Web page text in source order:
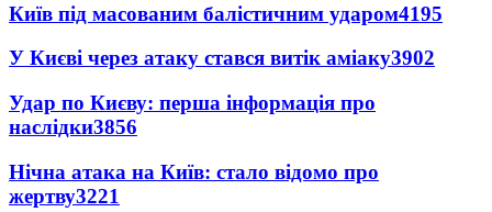
Київ під масованим балістичним ударом4195
У Києві через атаку стався витік аміаку3902
Удар по Києву: перша інформація про
наслідки3856
Нічна атака на Київ: стало відомо про
жертву3221